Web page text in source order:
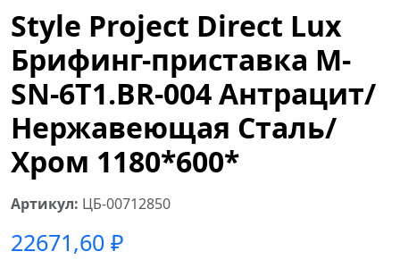
Style Project Direct Lux
Брифинг-приставка M-
SN-6T1.BR-004 Антрацит/
Нержавеющая Сталь/
Хром 1180*600*
Артикул: ЦБ-00712850
22671,60 ₽